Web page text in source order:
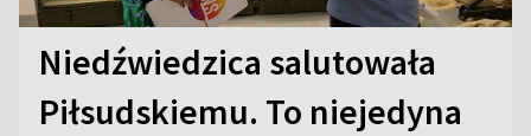
Niedźwiedzica salutowała
Piłsudskiemu. To niejedyna